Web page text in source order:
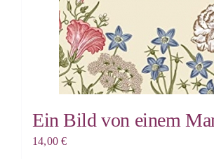
Ein Bild von einem
14,00€